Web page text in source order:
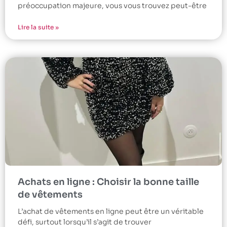
préoccupation majeure, vous vous trouvez peut-être
Lire la suite »
Achats en ligne : Choisir la bonne taille
de vêtements
L’achat de vêtements en ligne peut être un véritable
défi, surtout lorsqu’il s’agit de trouver